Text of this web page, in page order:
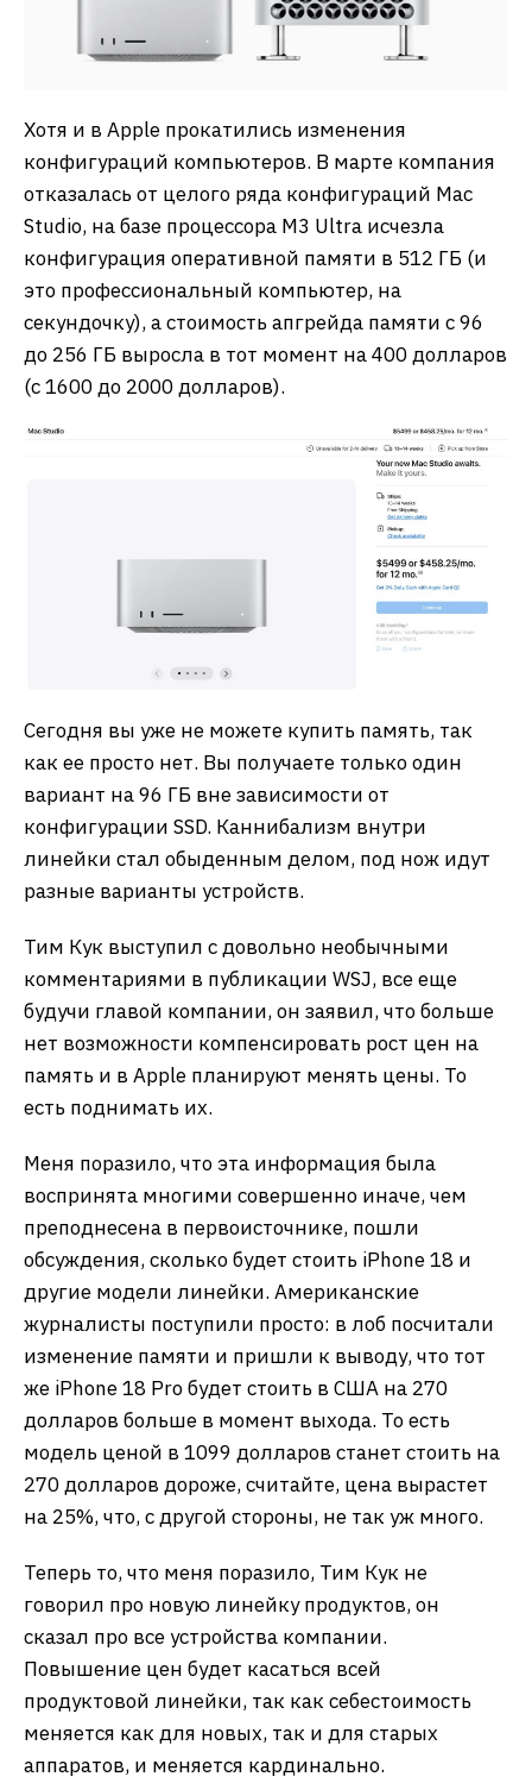
Хотя и в Apple прокатились изменения
конфигураций компьютеров. В марте компания
отказалась от целого ряда конфигураций Mac
Studio, на базе процессора M3 Ultra исчезла
конфигурация оперативной памяти в 512 ГБ (и
это профессиональный компьютер, на
секундочку), а стоимость апгрейда памяти с 96
до 256 ГБ выросла в тот момент на 400 долларов
(с 1600 до 2000 долларов).
Сегодня вы уже не можете купить память, так
как ее просто нет. Вы получаете только один
вариант на 96 ГБ вне зависимости от
конфигурации SSD. Каннибализм внутри
линейки стал обыденным делом, под нож идут
разные варианты устройств.
Тим Кук выступил с довольно необычными
комментариями в публикации WSJ, все еще
будучи главой компании, он заявил, что больше
нет возможности компенсировать рост цен на
память и в Apple планируют менять цены. То
есть поднимать их.
Меня поразило, что эта информация была
воспринята многими совершенно иначе, чем
преподнесена в первоисточнике, пошли
обсуждения, сколько будет стоить iPhone 18 и
другие модели линейки. Американские
журналисты поступили просто: в лоб посчитали
изменение памяти и пришли к выводу, что тот
же iPhone 18 Pro будет стоить в США на 270
долларов больше в момент выхода. То есть
модель ценой в 1099 долларов станет стоить на
270 долларов дороже, считайте, цена вырастет
на 25%, что, с другой стороны, не так уж много.
Теперь то, что меня поразило, Тим Кук не
говорил про новую линейку продуктов, он
сказал про все устройства компании.
Повышение цен будет касаться всей
продуктовой линейки, так как себестоимость
меняется как для новых, так и для старых
аппаратов, и меняется кардинально.